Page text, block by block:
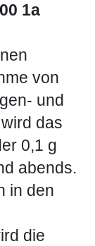
1a
von
und
das
0,1 g
abends.
in den
die